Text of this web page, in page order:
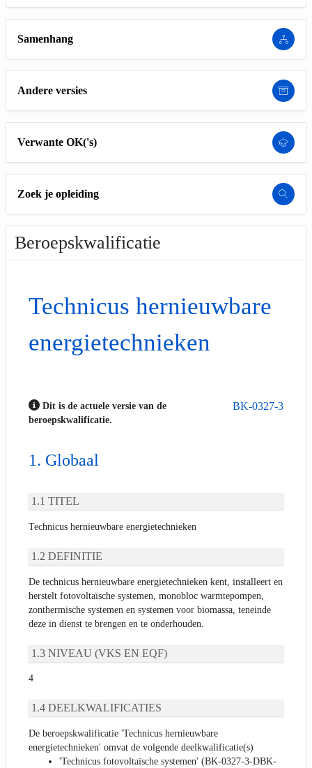
Samenhang
Andere versies
Verwante OK('s)
Zoek je opleiding
Beroepskwalificatie
Technicus hernieuwbare
energietechnieken
BK-0327-3
Dit is de actuele versie van de
beroepskwalificatie.
Globaal
TITEL
Technicus hernieuwbare energietechnieken
DEFINITIE
De technicus hernieuwbare energietechnieken kent, installeert en
herstelt fotovoltaïsche systemen, monobloc warmtepompen,
zonthermische systemen en systemen voor biomassa, teneinde
deze in dienst te brengen en te onderhouden.
NIVEAU (VKS EN EQF)
4
DEELKWALIFICATIES
De beroepskwalificatie 'Technicus hernieuwbare
energietechnieken' omvat de volgende deelkwalificatie(s)
'Technicus fotovoltaïsche systemen' (BK-0327-3-DBK-